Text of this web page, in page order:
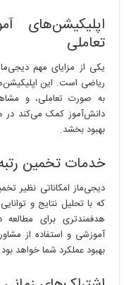
اپلیکیشن‌های
تعاملی
یکی از مزایای مهم
ریاضی است. این
به صورت تعاملی، و
دانش‌آموز کمک می‌کند در
بهبود بخشد.
خدمات تخمین
دیجی‌ماز امکاناتی نظیر
که با تحلیل نتایج و
هدفمندتری برای
آموزشی و استفاده از
بهبود عملکرد شما خواهد بود.